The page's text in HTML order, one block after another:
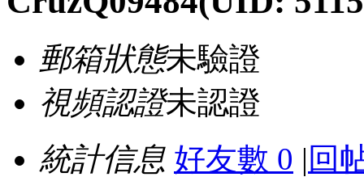
郵箱狀態未驗證
視頻認證未認證
統計信息 好友數 0 | 回